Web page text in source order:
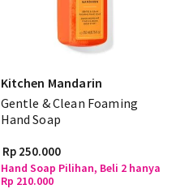
Kitchen Mandarin
Gentle & Clean Foaming
Hand Soap
Rp 250.000
Hand Soap Pilihan, Beli 2 hanya
Rp 210.000